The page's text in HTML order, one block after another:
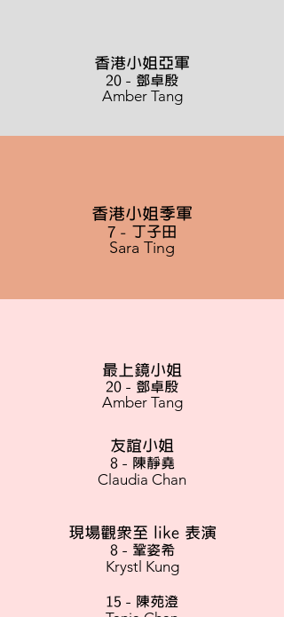
香港小姐亞軍
20 - 鄧卓殷
Amber Tang
香港小姐季軍
7 - 丁子田
Sara Ting
最上鏡小姐
20 - 鄧卓殷
Amber Tang
友誼小姐
8 - 陳靜堯
Claudia Chan
現場觀眾至 like 表演
8 - 鞏姿希
Krystl Kung
15 - 陳苑澄